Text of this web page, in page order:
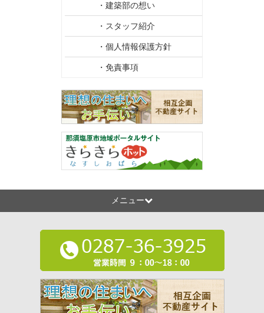
・建築部の想い
・スタッフ紹介
・個人情報保護方針
・免責事項
メニュー